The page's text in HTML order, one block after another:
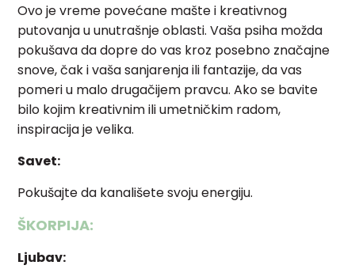
Ovo je vreme povećane mašte i kreativnog
putovanja u unutrašnje oblasti. Vaša psiha možda
pokušava da dopre do vas kroz posebno značajne
snove, čak i vaša sanjarenja ili fantazije, da vas
pomeri u malo drugačijem pravcu. Ako se bavite
bilo kojim kreativnim ili umetničkim radom,
inspiracija je velika.
Savet:
Pokušajte da kanališete svoju energiju.
ŠKORPIJA:
Ljubav: